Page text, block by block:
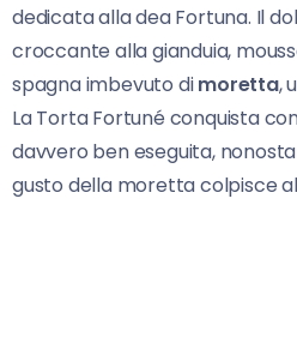
dedicata alla dea Fortuna. Il
croccante alla gianduia,
spagna imbevuto dimoretta,
La Torta Fortuné conquista
davvero ben eseguita,
gusto della moretta colpisce